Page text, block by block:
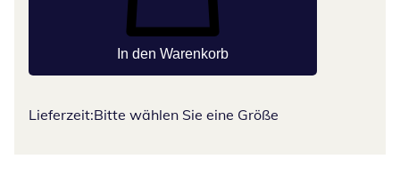
In den Warenkorb
Lieferzeit:Bitte wählen Sie eine Größe